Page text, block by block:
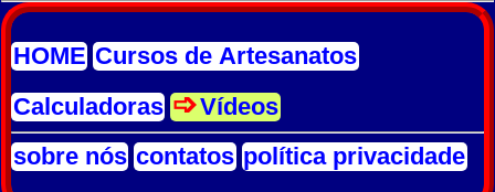
HOME Cursos de Artesanatos
Calculadoras
Vídeos
sobre nós contatos política privacidade